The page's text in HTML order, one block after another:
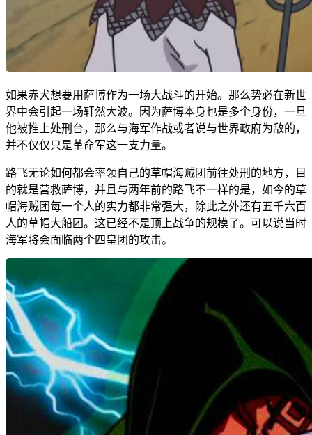
如果赤犬想要用萨博作为一场大战斗的开始。那么势必在新世
界中会引起一场轩然大波。因为萨博本身也是多个身份，一旦
他被推上处刑台，那么与海军作战或者说与世界政府为敌的，
并不仅仅只是革命军这一支力量。
路飞无论如何都会率领自己的草帽海贼团前往处刑的地方，目
的就是营救萨博，并且与两年前的路飞不一样的是，如今的草
帽海贼团每一个人的实力都非常强大，除此之外还有五千六百
人的草帽大船团。这已经不是顶上战争的规模了。可以说当时
海军将会面临两个四皇团的攻击。